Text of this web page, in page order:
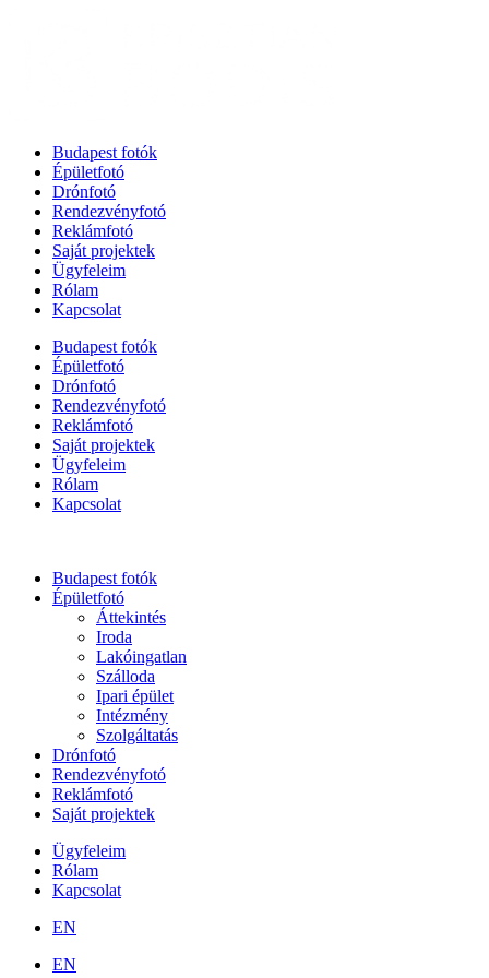
Budapest fotók
Épületfotó
Drónfotó
Rendezvényfotó
Reklámfotó
Saját projektek
Ügyfeleim
Rólam
Kapcsolat
Budapest fotók
Épületfotó
Drónfotó
Rendezvényfotó
Reklámfotó
Saját projektek
Ügyfeleim
Rólam
Kapcsolat
Budapest fotók
Épületfotó
Áttekintés
Iroda
Lakóingatlan
Szálloda
Ipari épület
Intézmény
Szolgáltatás
Drónfotó
Rendezvényfotó
Reklámfotó
Saját projektek
Ügyfeleim
Rólam
Kapcsolat
EN
EN